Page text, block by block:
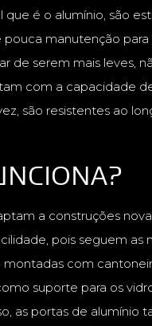
que é o alumínio, são
manutenção para
de serem mais leves,
com a capacidade
são resistentes ao
a construções
pois seguem as
montadas com
suporte para os
as portas de alumínio